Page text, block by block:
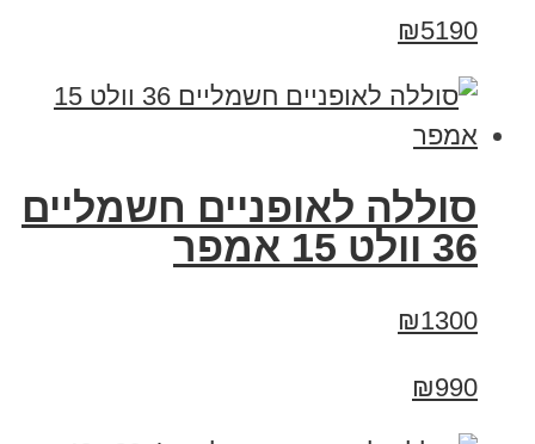
₪5190
סוללה לאופניים חשמליים
36 וולט 15 אמפר
₪1300
₪990